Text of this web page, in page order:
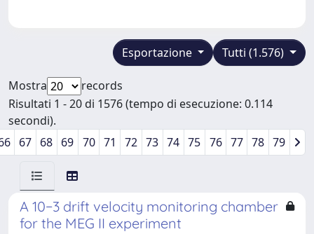
Tutti (1.576)
Esportazione
Mostra
records
Risultati 1 - 20 di 1576 (tempo di esecuzione: 0.114
secondi).
67 68 69 70 71 72 73 74 75 76 77 78 79
A 10−3 drift velocity monitoring chamber
for the MEG II experiment